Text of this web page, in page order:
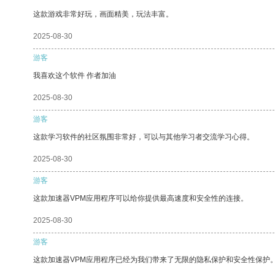
这款游戏非常好玩，画面精美，玩法丰富。
2025-08-30
游客
我喜欢这个软件 作者加油
2025-08-30
游客
这款学习软件的社区氛围非常好，可以与其他学习者交流学习心得。
2025-08-30
游客
这款加速器VPM应用程序可以给你提供最高速度和安全性的连接。
2025-08-30
游客
这款加速器VPM应用程序已经为我们带来了无限的隐私保护和安全性保护